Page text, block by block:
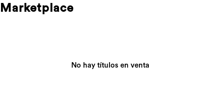
Marketplace
No hay títulos en venta